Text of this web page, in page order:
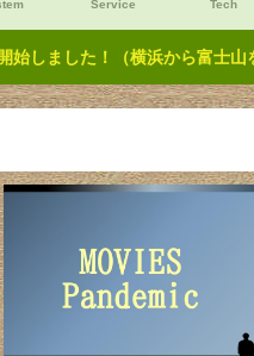
Service Tech
始しました！（横浜から富士山